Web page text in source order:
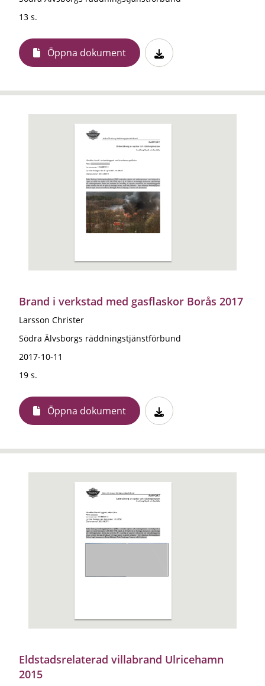
13 s.
Öppna dokument
Brand i verkstad med gasflaskor Borås 2017
Larsson Christer
Södra Älvsborgs räddningstjänstförbund
2017-10-11
19 s.
Öppna dokument
Eldstadsrelaterad villabrand Ulricehamn
2015